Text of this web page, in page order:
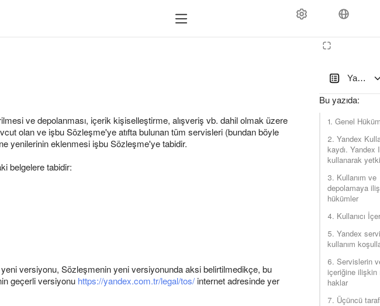
Yandex
Bu yazıda:
1. Genel
2. Yandex
kaydı. Yandex
kullanarak
3. Kullanım ve
depolamaya
hükümler
4. Kullanıcı
5. Yandex
kullanım
6. Servislerin
içeriğine ilişkin
haklar
7. Üçüncü
ve depolanması, içerik kişiselleştirme, alışveriş vb. dahil olmak üzere
olan ve işbu Sözleşme'ye atıfta bulunan tüm servisleri (bundan böyle
yenilerinin eklenmesi işbu Sözleşme'ye tabidir.
belgelere tabidir:
versiyonu, Sözleşmenin yeni versiyonunda aksi belirtilmedikçe, bu
geçerli versiyonu https://yandex.com.tr/legal/tos/ internet adresinde yer